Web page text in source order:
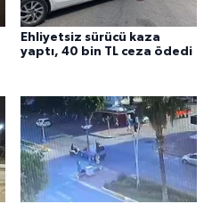
Ehliyetsiz sürücü kaza
yaptı, 40 bin TL ceza ödedi